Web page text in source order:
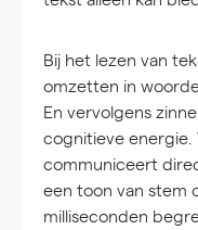
Bij het lezen van
omzetten in
En vervolgens
cognitieve
communiceert
een toon van stem
milliseconden